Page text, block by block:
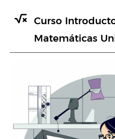
Curso
Matemáticas